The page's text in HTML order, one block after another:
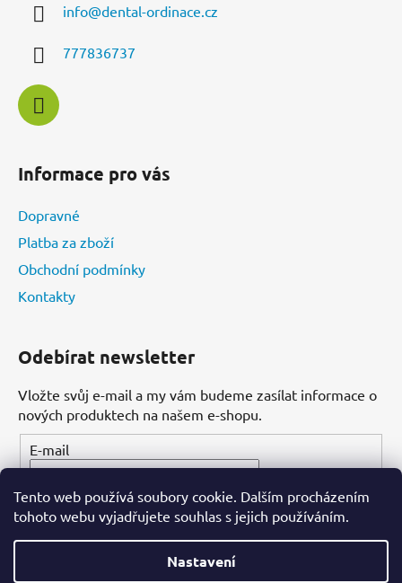
Tento web používá soubory cookie. Dalším procházením
tohoto webu vyjadřujete souhlas s jejich používáním.
Nastavení
info@dental-ordinace.cz
777836737
Informace pro vás
Dopravné
Platba za zboží
Obchodní podmínky
Kontakty
Odebírat newsletter
Vložte svůj e-mail a my vám budeme zasílat informace o
nových produktech na našem e-shopu.
E-mail
PŘIHLÁSIT SE